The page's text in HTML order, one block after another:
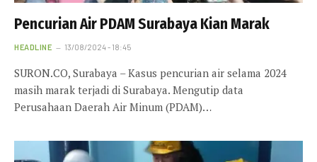
Pencurian Air PDAM Surabaya Kian Marak
HEADLINE 13/08/2024 - 18:45
SURON.CO, Surabaya – Kasus pencurian air selama 2024
masih marak terjadi di Surabaya. Mengutip data
Perusahaan Daerah Air Minum (PDAM)…